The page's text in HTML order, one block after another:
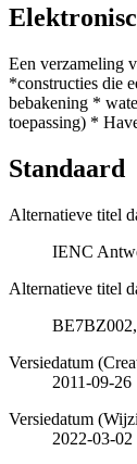
Een verzameling
*constructies die
bebakening *
toepassing) *
Standaard
Alternatieve titel
IENC
Alternatieve titel
Versiedatum
2011-09-26
Versiedatum
2022-03-02